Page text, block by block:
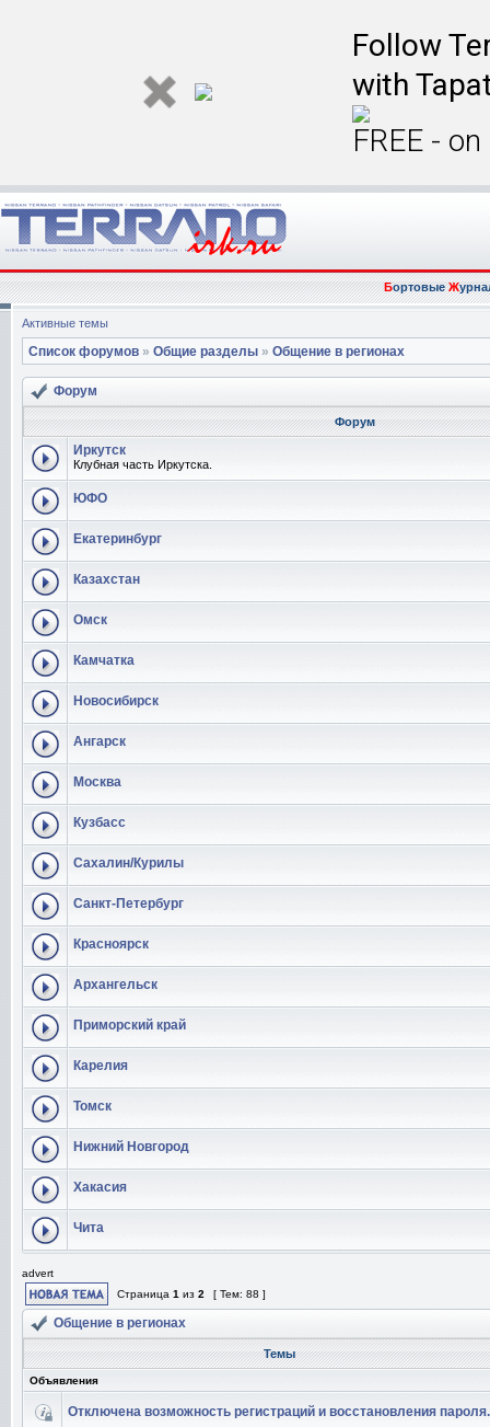
Follow
with
FREE -
БортовыеЖ
Активные темы
Список форумов » Общие разделы » Общение в регионах
Форум
Форум
Иркутск
Клубная часть Иркутска.
ЮФО
Екатеринбург
Казахстан
Омск
Камчатка
Новосибирск
Ангарск
Москва
Кузбасс
Сахалин/Курилы
Санкт-Петербург
Красноярск
Архангельск
Приморский край
Карелия
Томск
Нижний Новгород
Хакасия
Чита
advert
Страница 1 из 2 [ Тем: 88 ]
Общение в регионах
Темы
Объявления
Отключена возможность регистраций и восстановления пароля.